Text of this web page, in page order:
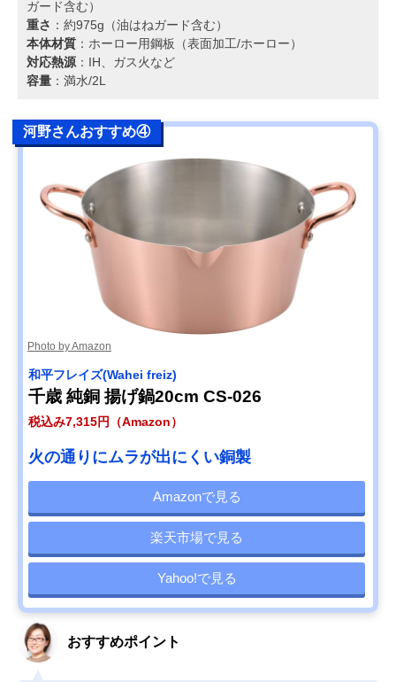
ガード含む）
重さ ：約975g（油はねガード含む）
本体材質 ：ホーロー用鋼板（表面加工/ホーロー）
対応熱源 ：IH、ガス火など
容量 ：満水/2L
河野さんおすすめ④
Photo by Amazon
和平フレイズ(Wahei freiz)
千歳 純銅 揚げ鍋20cm CS-026
税込み7,315円（Amazon）
火の通りにムラが出にくい銅製
Amazonで見る
楽天市場で見る
Yahoo!で見る
おすすめポイント